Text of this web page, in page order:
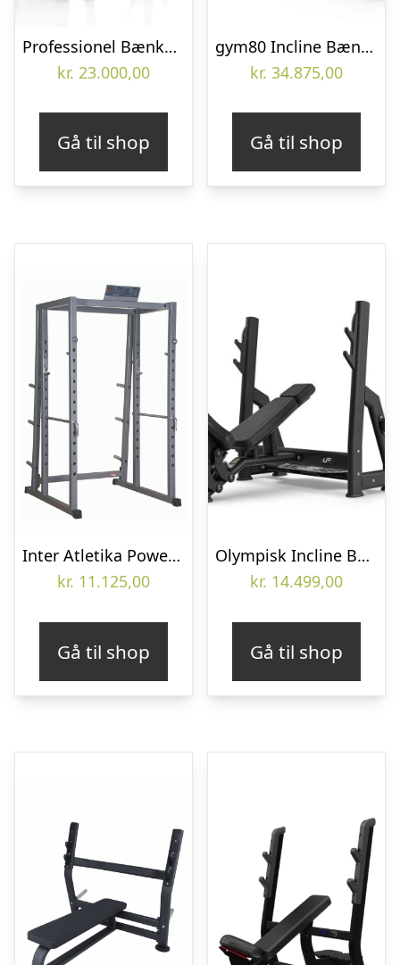
Professionel Bænkpres maskine (Skaffevare)
kr. 23.000,00
Gå til shop
gym80 Incline Bænkpres
kr. 34.875,00
Gå til shop
Inter Atletika Power Rack BT316 squat rack sølv 300 kg
kr. 11.125,00
Gå til shop
Olympisk Incline Bænkpres fra UpForm (Skaffevare)
kr. 14.499,00
Gå til shop